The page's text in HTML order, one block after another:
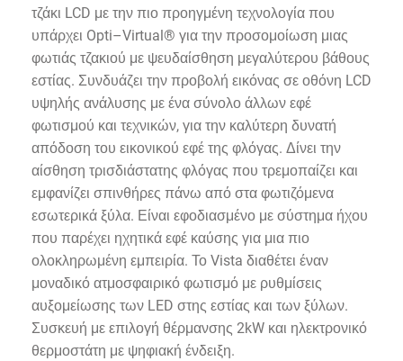
τζάκι LCD με την πιο προηγμένη τεχνολογία που
υπάρχει Opti–Virtual® για την προσομοίωση μιας
φωτιάς τζακιού με ψευδαίσθηση μεγαλύτερου βάθους
εστίας. Συνδυάζει την προβολή εικόνας σε οθόνη LCD
υψηλής ανάλυσης με ένα σύνολο άλλων εφέ
φωτισμού και τεχνικών, για την καλύτερη δυνατή
απόδοση του εικονικού εφέ της φλόγας. Δίνει την
αίσθηση τρισδιάστατης φλόγας που τρεμοπαίζει και
εμφανίζει σπινθήρες πάνω από στα φωτιζόμενα
εσωτερικά ξύλα. Είναι εφοδιασμένο με σύστημα ήχου
που παρέχει ηχητικά εφέ καύσης για μια πιο
ολοκληρωμένη εμπειρία. Το Vista διαθέτει έναν
μοναδικό ατμοσφαιρικό φωτισμό με ρυθμίσεις
αυξομείωσης των LED στης εστίας και των ξύλων.
Συσκευή με επιλογή θέρμανσης 2kW και ηλεκτρονικό
θερμοστάτη με ψηφιακή ένδειξη.